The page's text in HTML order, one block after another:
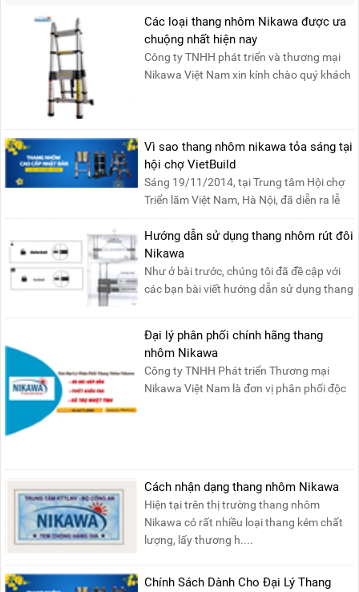
của phụ nữ ...
Các loại thang nhôm Nikawa được ưa
chuộng nhất hiện nay
Công ty TNHH phát triển và thương mại
Nikawa Việt Nam xin kính chào quý khách
Vì sao thang nhôm nikawa tỏa sáng tại
hội chợ VietBuild
Sáng 19/11/2014, tại Trung tâm Hội chợ
Triển lãm Việt Nam, Hà Nội, đã diễn ra lễ
khai mạc “Triể....
Hướng dẫn sử dụng thang nhôm rút đôi
Nikawa
Như ở bài trước, chúng tôi đã đề cập với
các bạn bài viết hướng dẫn sử dụng thang
Đại lý phân phối chính hãng thang
nhôm Nikawa
Công ty TNHH Phát triển Thương mại
Nikawa Việt Nam là đơn vị phân phối độc
Cách nhận dạng thang nhôm Nikawa
Hiện tại trên thị trường thang nhôm
Nikawa có rất nhiều loại thang kém chất
lượng, lấy thương h....
Chính Sách Dành Cho Đại Lý Thang